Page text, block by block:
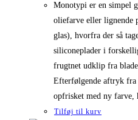
Monotypi er en simpel
oliefarve eller lignende
glas), hvorfra der så
siliconeplader i
frugtnet udklip fra
Efterfølgende aftryk
opfrisket med ny
Tilføj til kurv